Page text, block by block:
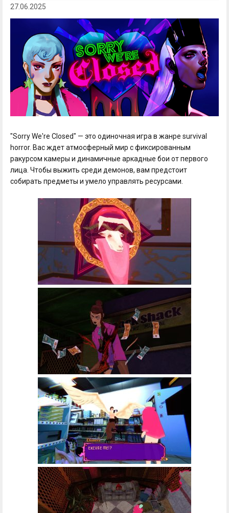
27.06.2025
"Sorry We're Closed" — это одиночная игра в жанре survival
horror. Вас ждет атмосферный мир с фиксированным
ракурсом камеры и динамичные аркадные бои от первого
лица. Чтобы выжить среди демонов, вам предстоит
собирать предметы и умело управлять ресурсами.